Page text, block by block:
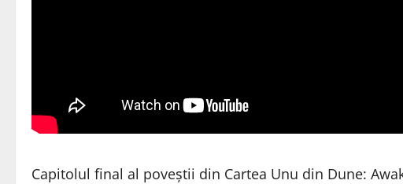
Capitolul final al poveștii din Cartea Unu din Dune: